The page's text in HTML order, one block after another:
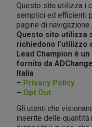
Questo sito utilizza i
semplici ed efficienti
pagine di navigazione.
Questo sito utilizza
richiedono l’utilizzo
Lead Champion è
fornito da
Italia
– Privacy Policy
– Opt Out
Gli utenti che
inserite delle